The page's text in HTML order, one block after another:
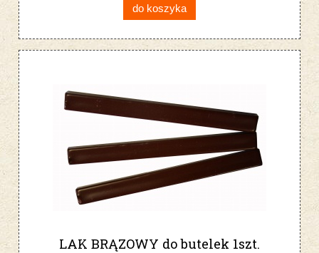
do koszyka
LAK BRĄZOWY do butelek 1szt.